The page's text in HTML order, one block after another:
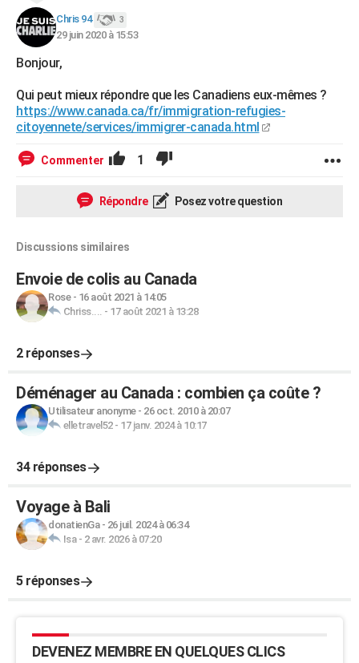
COPAINS D'AVANT
S'inscrire
Se connecter
Lycées
Collèges
Primaires
Universités
Entreprises
Service militaire
Avis de recherche
Bricolage
Lifestyle
Culture
Sport
Auto
Television
Voyage
Cinema
Chris 94 3
29 juin 2020 à 15:53
Bonjour,
Qui peut mieux répondre que les Canadiens eux-mêmes ?
https://www.canada.ca/fr/immigration-refugies-
citoyennete/services/immigrer-canada.html
Commenter 1
Répondre Posez votre question
Discussions similaires
Envoie de colis au Canada
Rose- 16 août 2021 à 14:05
Chriss.... - 17 août 2021 à 13:28
2 réponses
Déménager au Canada : combien ça coûte ?
Utilisateur anonyme- 26 oct. 2010 à 20:07
elletravel52- 17 janv. 2024 à 10:17
34 réponses
Voyage à Bali
donatienGa- 26 juil. 2024 à 06:34
Isa- 2 avr. 2026 à 07:20
5 réponses
DEVENEZ MEMBRE EN QUELQUES CLICS